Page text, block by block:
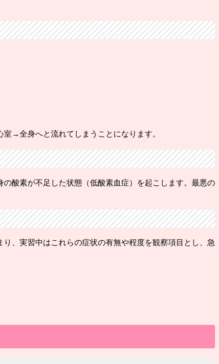
→全身へと流れてしまうことになります。
酸素が不足した状態（低酸素血症）を起こします。最悪の
、実習中はこれらの症状の有無や程度を観察項目とし、急